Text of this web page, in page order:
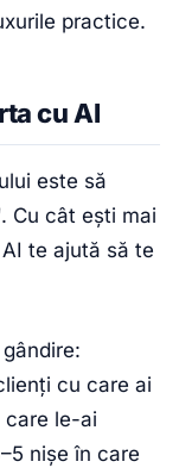
practice.
cu AI
este să
Cu cât ești mai
te ajută să te
cu care ai
care le-ai
nișe în care